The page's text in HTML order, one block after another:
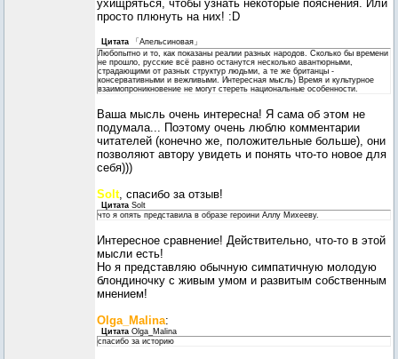
ухищряться, чтобы узнать некоторые пояснения. Или
просто плюнуть на них! :D
Цитата
「Апельсиновая」
Любопытно и то, как показаны реалии разных народов. Сколько бы времени
не прошло, русские всё равно останутся несколько авантюрными,
страдающими от разных структур людьми, а те же британцы -
консервативными и вежливыми. Интересная мысль) Время и культурное
взаимопроникновение не могут стереть национальные особенности.
Ваша мысль очень интересна! Я сама об этом не
подумала... Поэтому очень люблю комментарии
читателей (конечно же, положительные больше), они
позволяют автору увидеть и понять что-то новое для
себя)))
Solt, спасибо за отзыв!
Цитата Solt
что я опять представила в образе героини Аллу Михееву.
Интересное сравнение! Действительно, что-то в этой
мысли есть!
Но я представляю обычную симпатичную молодую
блондиночку с живым умом и развитым собственным
мнением!
Olga_Malina:
Цитата Olga_Malina
спасибо за историю